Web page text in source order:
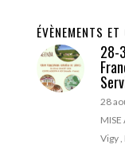
ÉVÈNEMENTS ET
28-
28
MISE
Vigy